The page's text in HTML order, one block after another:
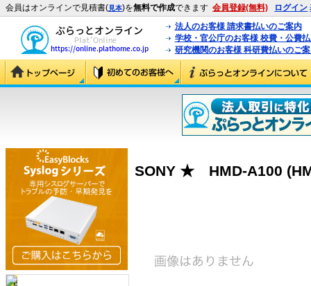
会員はオンラインで見積書(見本)を無料で作成できます 会員登録(無料) ログイン
法人のお客様 請求書払いのご案内
学校・官公庁のお客様 校費・公費
研究機関のお客様 科研費払いのご
SONY ★ HMD-A100